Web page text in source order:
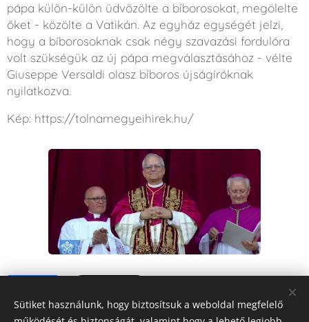
pápa külön-külön üdvözölte a bíborosokat, megölelte
őket - közölte a Vatikán. Az egyház egységét jelzi,
hogy a bíborosoknak csak négy szavazási fordulóra
volt szükségük az új pápa megválasztásához - vélte
Giuseppe Versaldi olasz bíboros újságíróknak
nyilatkozva.
Kép: https://tolnamegyeihirek.hu/
Sütiket használunk, hogy biztosítsuk a weboldal megfelelő